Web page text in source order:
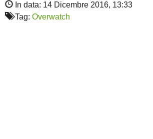
In data: 14 Dicembre 2016, 13:33
Tag: Overwatch